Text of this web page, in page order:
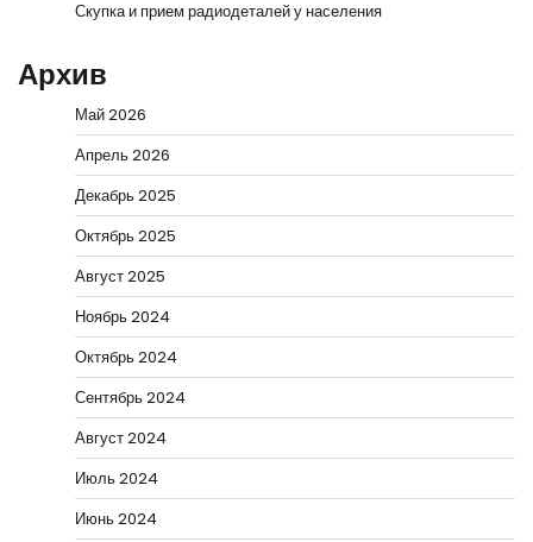
Скупка и прием радиодеталей у населения
Архив
Май 2026
Апрель 2026
Декабрь 2025
Октябрь 2025
Август 2025
Ноябрь 2024
Октябрь 2024
Сентябрь 2024
Август 2024
Июль 2024
Июнь 2024